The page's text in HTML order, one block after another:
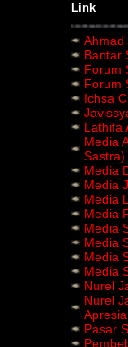
Link
Ahmad
Bantar
Forum
Forum
Ichsa
Lathifa
Media
Sastra)
Media
Media
Media
Media
Media
Media
Media
Media
Nurel
Nurel
Pasar